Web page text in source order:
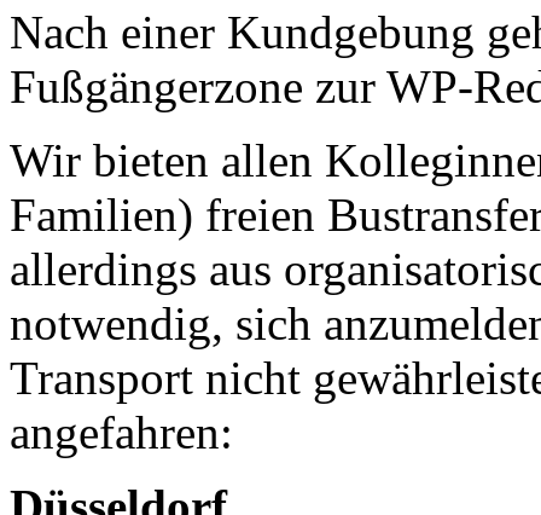
Nach einer Kundgebung
Fußgängerzone zur WP-
Wir bieten allen
Familien) freien
allerdings aus
notwendig, sich
Transport nicht
angefahren: